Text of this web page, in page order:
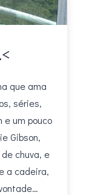
que ama
séries,
e um pouco
Gibson,
chuva, e
a cadeira,